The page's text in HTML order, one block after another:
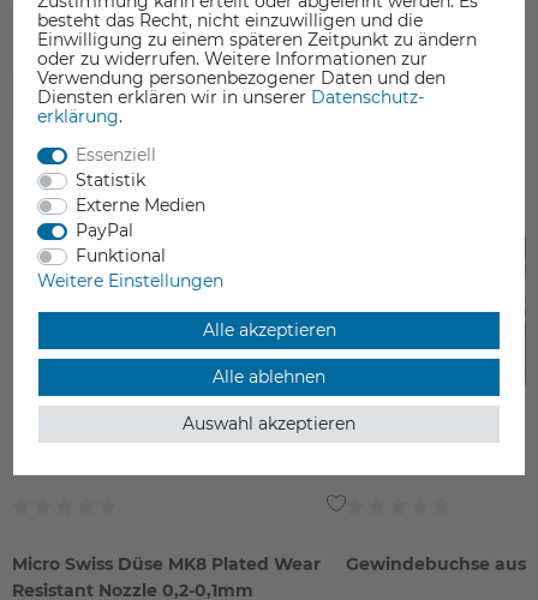
ZUBEHÖR
Micro Swiss Düse MK8 Plated Wear
Resistant Nozzle 0,2-0,1mm
Gewindebuchse aus
besteht das Recht, nicht einzuwilligen und die
Einwilligung zu einem späteren Zeitpunkt zu ändern
oder zu widerrufen. Weitere Informationen zur
Verwendung personenbezogener Daten und den
Diensten erklären wir in unserer Daten­schutz­
erklärung.
Essenziell
Statistik
Externe Medien
PayPal
Funktional
Weitere Einstellungen
Alle akzeptieren
Alle ablehnen
Auswahl akzeptieren